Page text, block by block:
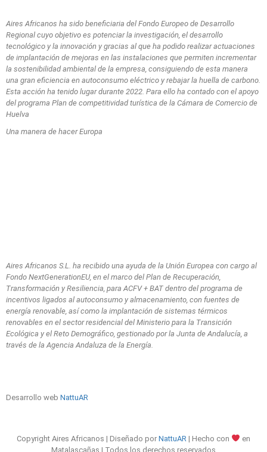
Aires Africanos ha sido beneficiaria del Fondo Europeo de Desarrollo
Regional cuyo objetivo es potenciar la investigación, el desarrollo
tecnológico y la innovación y gracias al que ha podido realizar actuaciones
de implantación de mejoras en las instalaciones que permiten incrementar
la sostenibilidad ambiental de la empresa, consiguiendo de esta manera
una gran eficiencia en autoconsumo eléctrico y rebajar la huella de carbono.
Esta acción ha tenido lugar durante 2022. Para ello ha contado con el apoyo
del programa Plan de competitividad turística de la Cámara de Comercio de
Huelva
Una manera de hacer Europa
Aires Africanos S.L. ha recibido una ayuda de la Unión Europea con cargo al
Fondo NextGenerationEU, en el marco del Plan de Recuperación,
Transformación y Resiliencia, para ACFV + BAT dentro del programa de
incentivos ligados al autoconsumo y almacenamiento, con fuentes de
energía renovable, así como la implantación de sistemas térmicos
renovables en el sector residencial del Ministerio para la Transición
Ecológica y el Reto Demográfico, gestionado por la Junta de Andalucía, a
través de la Agencia Andaluza de la Energía.
Desarrollo web NattuAR
Copyright Aires Africanos | Diseñado porNattuAR | Hecho con
en
Matalascañas | Todos los derechos reservados